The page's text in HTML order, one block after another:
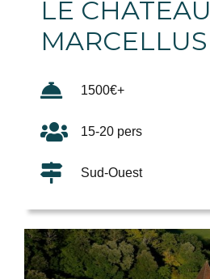
LE CHÂTEAU
MARCELLUS
1500€+
15-20 pers
Sud-Ouest